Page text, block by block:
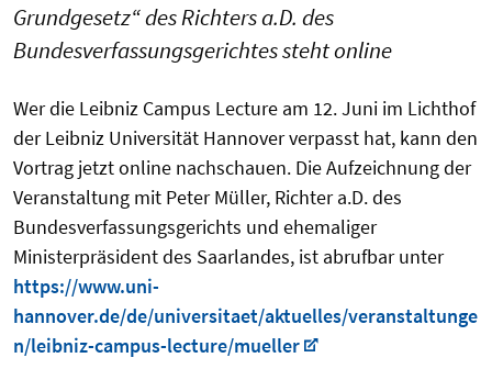
Grundgesetz“ des Richters a.D. des
Bundesverfassungsgerichtes steht online
Wer die Leibniz Campus Lecture am 12. Juni im Lichthof
der Leibniz Universität Hannover verpasst hat, kann den
Vortrag jetzt online nachschauen. Die Aufzeichnung der
Veranstaltung mit Peter Müller, Richter a.D. des
Bundesverfassungsgerichts und ehemaliger
Ministerpräsident des Saarlandes, ist abrufbar unter
https://www.uni-
hannover.de/de/universitaet/aktuelles/veranstaltunge
n/leibniz-campus-lecture/mueller